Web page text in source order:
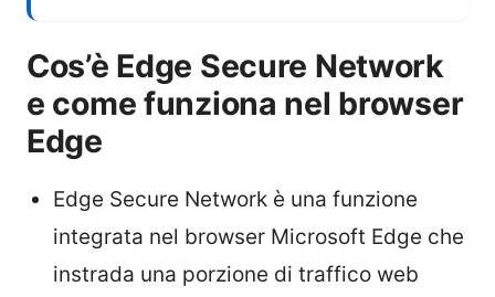
Cos’è Edge Secure Network
e come funziona nel browser
Edge
Edge Secure Network è una funzione
integrata nel browser Microsoft Edge che
instrada una porzione di traffico web